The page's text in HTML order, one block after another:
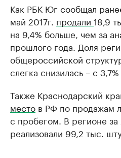
Как РБК Юг сообщал
май 2017г. продали 18,9
на 9,4% больше, чем за
прошлого года. Доля
общероссийской
слегка снизилась – с 3,7%
Также Краснодарский
место в РФ по продажам
с пробегом. В регионе за
реализовали 99,2 тыс.